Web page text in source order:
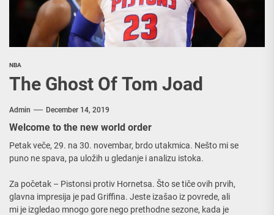
NBA
The Ghost Of Tom Joad
Admin December 14, 2019
Welcome to the new world order
Petak veče, 29. na 30. novembar, brdo utakmica. Nešto mi se
puno ne spava, pa uložih u gledanje i analizu istoka.
Za početak – Pistonsi protiv Hornetsa. Što se tiče ovih prvih,
glavna impresija je pad Griffina. Jeste izašao iz povrede, ali
mi je izgledao mnogo gore nego prethodne sezone, kada je